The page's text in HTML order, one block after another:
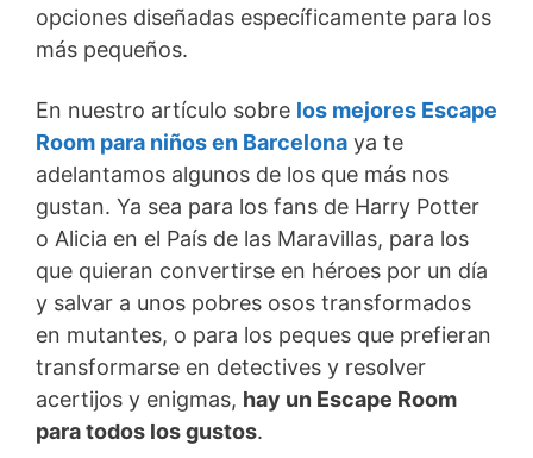
opciones diseñadas específicamente para los
más pequeños.
En nuestro artículo sobre los mejores Escape
Room para niños en Barcelona ya te
adelantamos algunos de los que más nos
gustan. Ya sea para los fans de Harry Potter
o Alicia en el País de las Maravillas, para los
que quieran convertirse en héroes por un día
y salvar a unos pobres osos transformados
en mutantes, o para los peques que prefieran
transformarse en detectives y resolver
acertijos y enigmas, hay un Escape Room
para todos los gustos.